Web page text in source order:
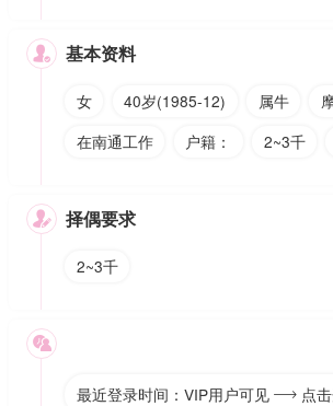
 基本资料
女 40岁(1985-12) 属牛
在南通工作
户籍： 2~3千
 择偶要求
2~3千

最近登录时间：VIP用户可见  点